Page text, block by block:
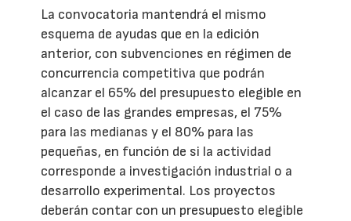
La convocatoria mantendrá el mismo
esquema de ayudas que en la edición
anterior, con subvenciones en régimen de
concurrencia competitiva que podrán
alcanzar el 65% del presupuesto elegible en
el caso de las grandes empresas, el 75%
para las medianas y el 80% para las
pequeñas, en función de si la actividad
corresponde a investigación industrial o a
desarrollo experimental. Los proyectos
deberán contar con un presupuesto elegible